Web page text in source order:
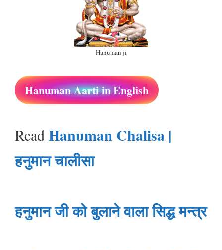
Hanuman ji
Hanuman Aarti in English
Read Hanuman Chalisa |
हनुमान चालीसा
हनुमान जी को बुलाने वाला सिद्ध मन्त्र